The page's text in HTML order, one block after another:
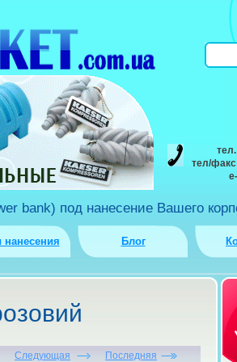
bank) под нанесение Вашего
нанесения Блог
Следующая Последняя
тел/